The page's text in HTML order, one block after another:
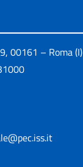
00161 – Roma (I)